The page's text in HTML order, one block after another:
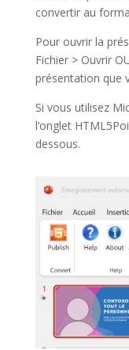
convertir au
Pour ouvrir la
Fichier > Ouvrir
présentation que
Si vous utilisez
l’onglet
dessous.